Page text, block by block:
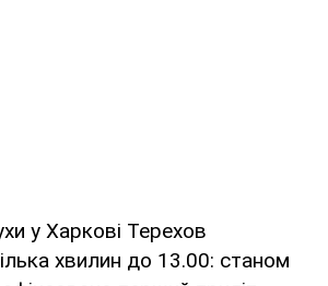
у Харкові Терехов
хвилин до 13.00: станом